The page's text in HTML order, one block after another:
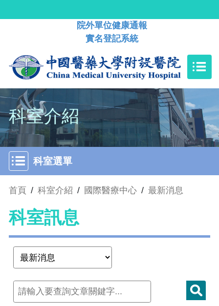
院外單位健康通報
實名登記系統
科室介紹
科室選單
首頁 / 科室介紹 / 國際醫療中心 / 最新消息
科室訊息